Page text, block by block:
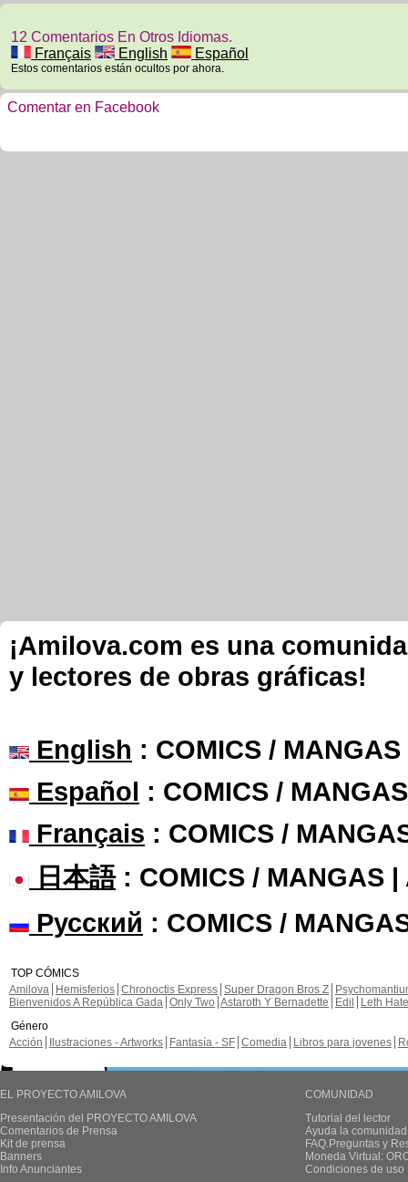
12 Comentarios En Otros Idiomas.
Français
English Español
Estos comentarios están ocultos por ahora.
Comentar en Facebook
¡Amilova.com es una
y lectores de obras gráficas!
English : COMICS /
Español : COMICS /
Français : COMICS /
日本語: COMICS / MANGAS |
Русский : COMICS /
TOP CÓMICS
Amilova
Hemisferios Chronoctis Express Super Dragon Bros Z
Bienvenidos A República Gada Only Two Astaroth Y Bernadette Edil
Leth Hate
Género
Acción
Ilustraciones - Artworks Fantasía - SF Comedia Libros para jovenes
EL PROYECTO AMILOVA
Presentación del PROYECTO AMILOVA
Comentarios de Prensa
Kit de prensa
Banners
Info Anunciantes
COMUNIDAD
Tutorial del lector
Ayuda la
FAQ.Preguntas y
Moneda Virtual:
Condiciones de uso